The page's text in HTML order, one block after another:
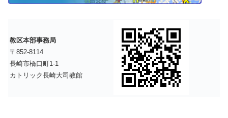
教区本部事務局
〒852-8114
長崎市橋口町1-1
カトリック長崎大司教館